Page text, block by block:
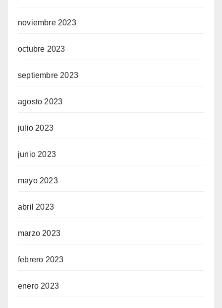
noviembre 2023
octubre 2023
septiembre 2023
agosto 2023
julio 2023
junio 2023
mayo 2023
abril 2023
marzo 2023
febrero 2023
enero 2023